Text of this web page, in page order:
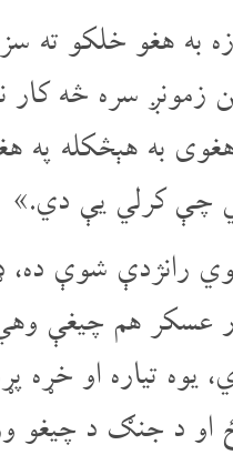
به هغو خلکو ته
سره څه کار
به هېڅکله
چې کرلي یې دي.»
شوې ده،
عسکر هم چیغې
تیاره او خړه
او د جنګ د